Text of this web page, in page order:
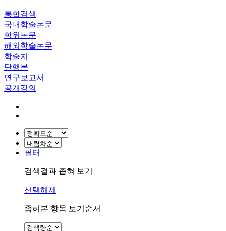
통합검색
국내학술논문
학위논문
해외학술논문
학술지
단행본
연구보고서
공개강의
필터
검색결과 좁혀 보기
선택해제
좁혀본 항목 보기순서